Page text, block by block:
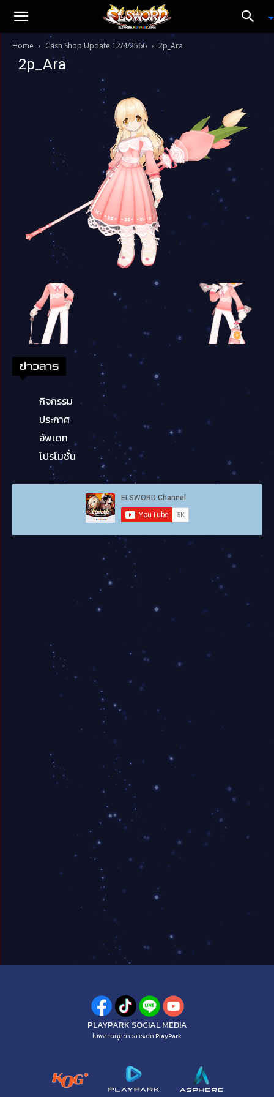
Home Cash Shop Update 12/4/2566 2p_Ara
2p_Ara
ข่าวสาร
กิจกรรม
ประกาศ
อัพเดท
โปรโมชั่น
PLAYPARK SOCIAL MEDIA
ไม่พลาดทุกข่าวสารจาก PlayPark